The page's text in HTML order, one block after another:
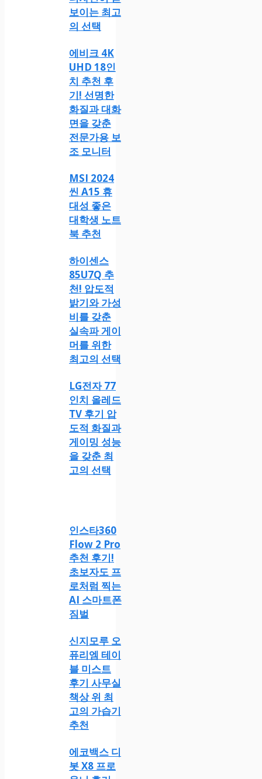
보이는 최고
의 선택
에비크 4K
UHD 18인
치 추천 후
기! 선명한
화질과 대화
면을 갖춘
전문가용 보
조 모니터
MSI 2024
씬 A15 휴
대성 좋은
대학생 노트
북 추천
하이센스
85U7Q 추
천! 압도적
밝기와 가성
비를 갖춘
실속파 게이
머를 위한
최고의 선택
LG전자 77
인치 올레드
TV 후기 압
도적 화질과
게이밍 성능
을 갖춘 최
고의 선택
인스타360
Flow 2 Pro
추천 후기!
초보자도 프
로처럼 찍는
AI 스마트폰
짐벌
신지모루 오
퓨리엠 테이
블 미스트
후기 사무실
책상 위 최
고의 가습기
추천
에코백스 디
봇 X8 프로